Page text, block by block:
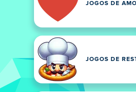
JOGOS DE
JOGOS DE